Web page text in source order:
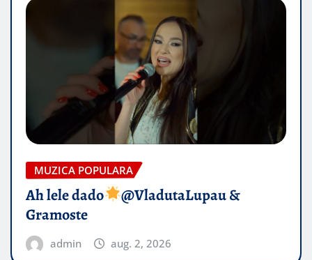
MUZICA POPULARA
Ah lele dado​
@VladutaLupau &
Gramoste
admin aug. 2, 2026